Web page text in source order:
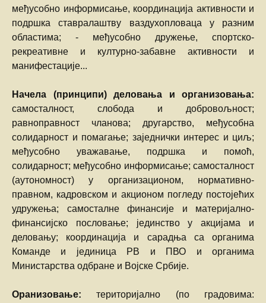
међусобно информисање, координација активности и
подршка ставралаштву ваздухопловаца у разним
областима; - међусoбно дружење, спортско-
рекреативне и културно-забавне активности и
манифестације...
Начела (принципи)деловања и организовања:
самосталност, слобода и добровољност;
равноправност чланова; другарство, међусобна
солидарност и помагање; заједнички интерес и циљ;
међусобно уважавање, подршка и помоћ,
солидарност; међусобно информисање; самосталност
(аутономност) у организационом, нормативно-
правном, кадровском и акционом погледу постојећих
удружења; самосталне финансије и материјално-
финансијско пословање; јединство у акцијама и
деловању; координација и сарадња са органима
Команде и јединица РВ и ПВО и органима
Министарства одбране и Војске Србије.
Оранизовање: територијално (по градовима: